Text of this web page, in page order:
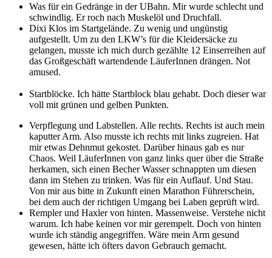
Was für ein Gedränge in der UBahn. Mir wurde schlecht und
schwindlig. Er roch nach Muskelöl und Druchfall.
Dixi Klos im Startgelände. Zu wenig und ungünstig
aufgestellt. Um zu den LKW’s für die Kleidersäcke zu
gelangen, musste ich mich durch gezählte 12 Einserreihen auf
das Großgeschäft wartendende LäuferInnen drängen. Not
amused.
Startblöcke. Ich hätte Startblock blau gehabt. Doch dieser war
voll mit grünen und gelben Punkten.
Verpflegung und Labstellen. Alle rechts. Rechts ist auch mein
kaputter Arm. Also musste ich rechts mit links zugreien. Hat
mir etwas Dehnmut gekostet. Darüber hinaus gab es nur
Chaos. Weil LäuferInnen von ganz links quer über die Straße
herkamen, sich einen Becher Wasser schnappten um diesen
dann im Stehen zu trinken. Was für ein Auflauf. Und Stau.
Von mir aus bitte in Zukunft einen Marathon Führerschein,
bei dem auch der richtigen Umgang bei Laben geprüft wird.
Rempler und Haxler von hinten. Massenweise. Verstehe nicht
warum. Ich habe keinen vor mir gerempelt. Doch von hinten
wurde ich ständig angegriffen. Wäre mein Arm gesund
gewesen, hätte ich öfters davon Gebrauch gemacht.